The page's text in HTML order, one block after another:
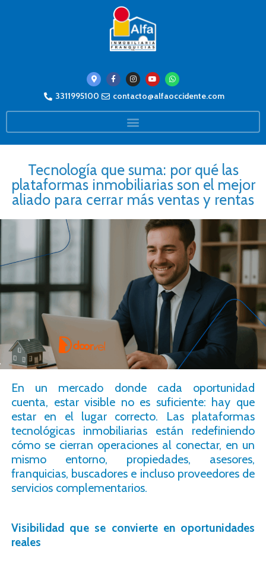
3311995100 contacto@alfaoccidente.com
Tecnología que suma: por qué las
plataformas inmobiliarias son el mejor
aliado para cerrar más ventas y rentas
En un mercado donde cada oportunidad
cuenta, estar visible no es suficiente: hay que
estar en el lugar correcto. Las plataformas
tecnológicas inmobiliarias están redefiniendo
cómo se cierran operaciones al conectar, en un
mismo entorno, propiedades, asesores,
franquicias, buscadores e incluso proveedores de
servicios complementarios.
Visibilidad que se convierte en oportunidades
reales